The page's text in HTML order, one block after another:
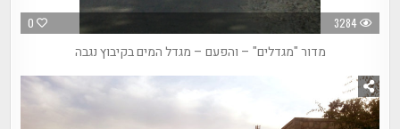
0 3284
מדור "מגדלים" – והפעם – מגדל המים בקיבוץ נגבה